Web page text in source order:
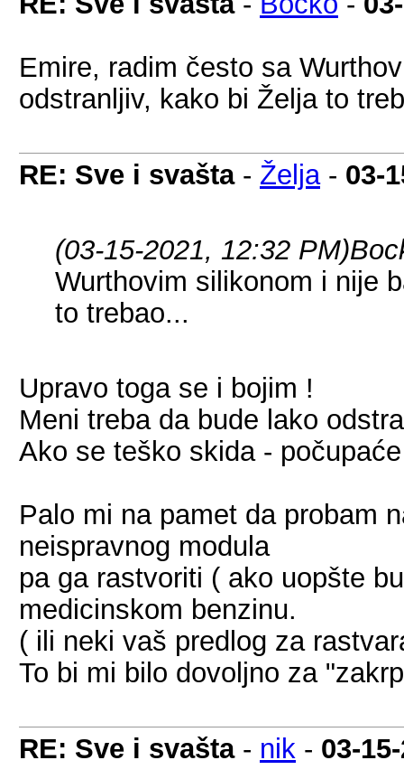
Emire, radim često sa
odstranljiv, kako bi Želja to
RE: Sve i svašta- Želja- 03-
(03-15-2021, 12:32 PM)
Wurthovim silikonom i nije
to trebao...
Upravo toga se i bojim !
Meni treba da bude lako
Ako se teško skida -
Palo mi na pamet da probam
neispravnog modula
pa ga rastvoriti ( ako uopšte
medicinskom benzinu.
( ili neki vaš predlog za
To bi mi bilo dovoljno za
RE: Sve i svašta- nik - 03-